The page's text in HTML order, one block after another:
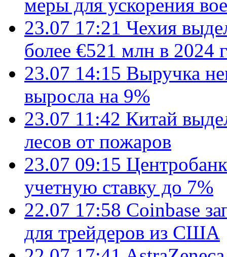
меры для ускорения
23.07 17:21 Чехия
более €521 млн в 2024
23.07 14:15 Выручка
выросла на 9%
23.07 11:42 Китай
лесов от пожаров
23.07 09:15
учетную ставку до 7%
22.07 17:58 Coinbase
для трейдеров из США